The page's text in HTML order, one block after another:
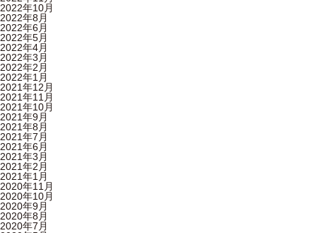
2022年10月
2022年8月
2022年6月
2022年5月
2022年4月
2022年3月
2022年2月
2022年1月
2021年12月
2021年11月
2021年10月
2021年9月
2021年8月
2021年7月
2021年6月
2021年3月
2021年2月
2021年1月
2020年11月
2020年10月
2020年9月
2020年8月
2020年7月